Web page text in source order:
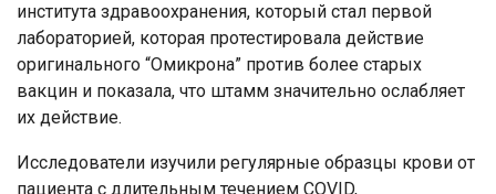
института здравоохранения, который стал первой
лабораторией, которая протестировала действие
оригинального “Омикрона” против более старых
вакцин и показала, что штамм значительно ослабляет
их действие.
Исследователи изучили регулярные образцы крови от
пациента с длительным течением COVID,